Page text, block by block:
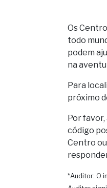
Os
todo
podem
na
Para
próximo
Por favor,
código
Centro
*Auditor: O